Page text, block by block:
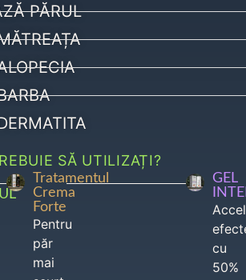
PĂRUL
SĂ UTILIZAȚI?
Tratamentul
Crema
Forte
Pentru
păr
mai
GEL
cu
50%